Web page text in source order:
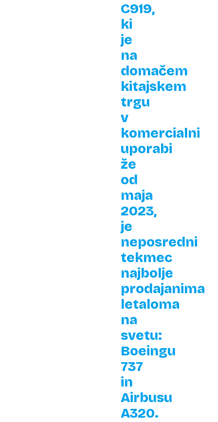
C919,
ki
je
na
domačem
kitajskem
trgu
v
komercialni
uporabi
že
od
maja
2023,
je
neposredni
tekmec
najbolje
prodajanima
letaloma
na
svetu:
Boeingu
737
in
Airbusu
A320.